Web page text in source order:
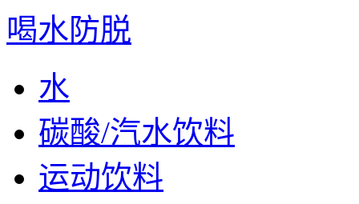
喝水防脱
水
碳酸/汽水饮料
运动饮料